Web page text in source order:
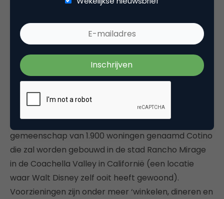
dergelijke diversificatie. Een nieuw bedrijf voor fans
die ook in het dagelijkse leven de wereld van Disney
willen beleven. “Storyliving by Disney” zal opereren
als onderdeel van de themaparken-divisie, waarbij
residentieel leven, ontwikkeld en ontworpen door
Disney’s creatieve medewerkers, dezelfde
verwende rust bieden als in de resorts. Er is tot nu
toe slechts één locatie aangekondigd: een
gemeenschap van 1.900 woningen genaamd Cotino
die zal worden gebouwd in de stad Rancho Mirage
in de Coachella Valley in Californië (een locatie
waar Walt Disney zelf ooit heeft gewoond).
Voorzieningen zijn onder meer ‘winkelen, dineren en